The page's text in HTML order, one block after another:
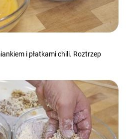
i płatkami chili. Roztrzep